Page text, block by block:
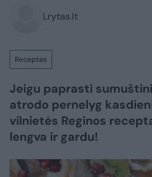
Lrytas.lt
Receptas
Jeigu paprasti
atrodo pernelyg
vilnietės Reginos
lengva ir gardu!